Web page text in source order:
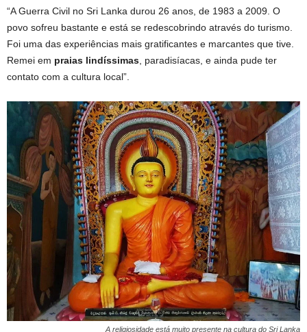
“A Guerra Civil no Sri Lanka durou 26 anos, de 1983 a 2009. O
povo sofreu bastante e está se redescobrindo através do turismo.
Foi uma das experiências mais gratificantes e marcantes que tive.
Remei em praias lindíssimas , paradisíacas, e ainda pude ter
contato com a cultura local”.
A religiosidade está muito presente na cultura do Sri Lanka